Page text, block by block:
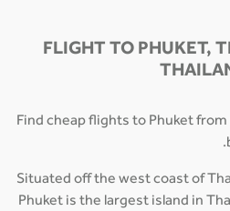
FLIGHT TO PHUKET,
Find cheap flights to Phuket
Situated off the west coast of
Phuket is the largest island in